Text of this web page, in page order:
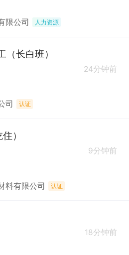
限公司 人力资源
长白班）
24分钟前
司 认证
）
9分钟前
料有限公司 认证
18分钟前